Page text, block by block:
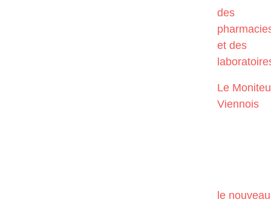
des
et des
Le
Viennois
le nouveau